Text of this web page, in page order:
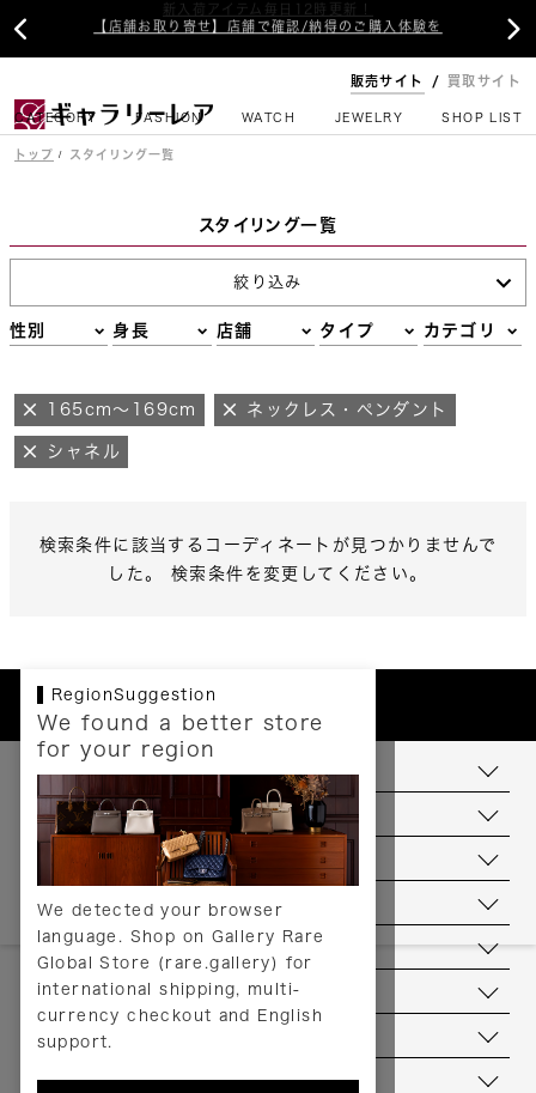
【店舗お取り寄せ】店舗で確認/納得のご購入体験を
新入荷アイテム毎日12時更新！
 
販売サイト 買取サイト
CATEGORY FASHION WATCH JEWELRY SHOP LIST
トップ スタイリング一覧
スタイリング一覧
絞り込み
性別 身長 店舗 タイプ カテゴリ
165cm～169cm ネックレス・ペンダント
シャネル
検索条件に該当するコーディネートが見つかりませんで
した。 検索条件を変更してください。
RegionSuggestion
We found a better store
for your region
We detected your browser
language. Shop on Gallery Rare
Global Store (rare.gallery) for
international shipping, multi-
currency checkout and English
support.
お支払いについて
配送について
送料について
返品について
ヘルプ
お問い合わせ
当店について